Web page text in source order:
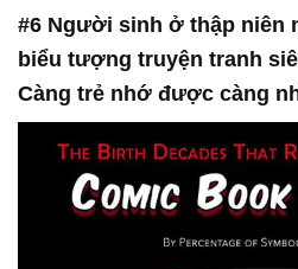
#6 Người sinh ở thập niên
biểu tượng truyện tranh
Càng trẻ nhớ được càng